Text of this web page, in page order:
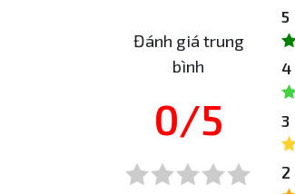
Đánh giá trung
bình
0/5
5
4
3
2